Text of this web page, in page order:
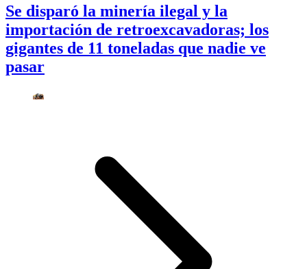
Se disparó la minería ilegal y la
importación de retroexcavadoras; los
gigantes de 11 toneladas que nadie ve
pasar